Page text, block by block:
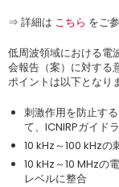
⇒ 詳細は こちら をご
低周波領域における電
会報告（案）に対する
ポイントは以下となり
刺激作用を防止す
て、ICNIRPガイド
10 kHz～100 kHz
10 kHz～10 MHzの
レベルに整合